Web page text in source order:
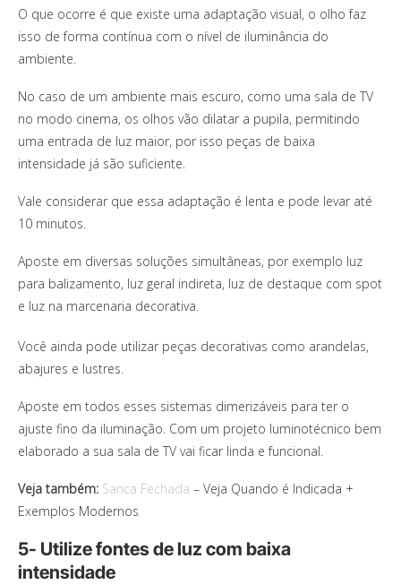
O que ocorre é que existe uma adaptação visual, o olho faz
isso de forma contínua com o nível de iluminância do
ambiente.
No caso de um ambiente mais escuro, como uma sala de TV
no modo cinema, os olhos vão dilatar a pupila, permitindo
uma entrada de luz maior, por isso peças de baixa
intensidade já são suficiente.
Vale considerar que essa adaptação é lenta e pode levar até
10 minutos.
Aposte em diversas soluções simultâneas, por exemplo luz
para balizamento, luz geral indireta, luz de destaque com spot
e luz na marcenaria decorativa.
Você ainda pode utilizar peças decorativas como arandelas,
abajures e lustres.
Aposte em todos esses sistemas dimerizáveis para ter o
ajuste fino da iluminação. Com um projeto luminotécnico bem
elaborado a sua sala de TV vai ficar linda e funcional.
Veja também: Sanca Fechada – Veja Quando é Indicada +
Exemplos Modernos
5- Utilize fontes de luz com baixa
intensidade